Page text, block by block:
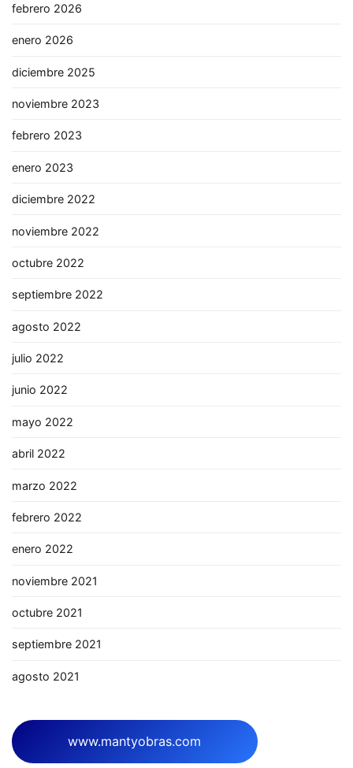
febrero 2026
enero 2026
diciembre 2025
noviembre 2023
febrero 2023
enero 2023
diciembre 2022
noviembre 2022
octubre 2022
septiembre 2022
agosto 2022
julio 2022
junio 2022
mayo 2022
abril 2022
marzo 2022
febrero 2022
enero 2022
noviembre 2021
octubre 2021
septiembre 2021
agosto 2021
www.mantyobras.com